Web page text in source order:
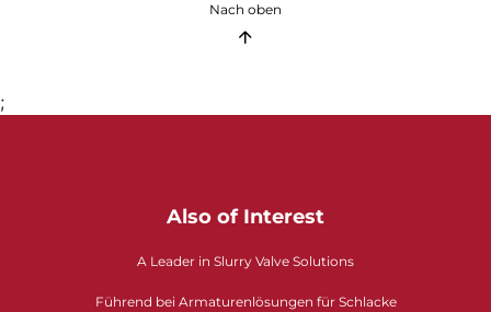
Nach oben
;
Also of Interest
A Leader in Slurry Valve Solutions
Führend bei Armaturenlösungen für Schlacke​​​​​​​